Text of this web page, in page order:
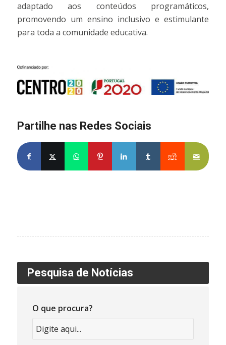
adaptado aos conteúdos programáticos,
promovendo um ensino inclusivo e estimulante
para toda a comunidade educativa.
Partilhe nas Redes Sociais
Partilhe no Facebook
Partilhe no X
Share on WhatsApp
Partilhe no Pinterest
Partilhe no LinkedIn
Partilhe no Tumblr
Partilhe no
Pesquisa de Notícias
O que procura?